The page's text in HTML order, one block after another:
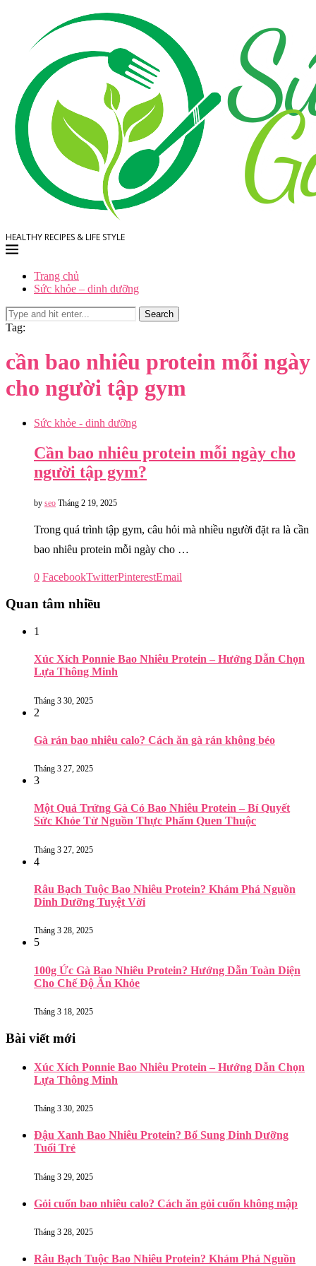
HEALTHY RECIPES & LIFE STYLE
Trang chủ
Sức khỏe – dinh dưỡng
Search
Tag:
cần bao nhiêu protein mỗi ngày
cho người tập gym
Sức khỏe - dinh dưỡng
Cần bao nhiêu protein mỗi ngày cho
người tập gym?
by seo Tháng 2 19, 2025
Trong quá trình tập gym, câu hỏi mà nhiều người đặt ra là cần
bao nhiêu protein mỗi ngày cho …
0 FacebookTwitterPinterestEmail
Quan tâm nhiều
1
Xúc Xích Ponnie Bao Nhiêu Protein – Hướng Dẫn Chọn
Lựa Thông Minh
Tháng 3 30, 2025
2
Gà rán bao nhiêu calo? Cách ăn gà rán không béo
Tháng 3 27, 2025
3
Một Quả Trứng Gà Có Bao Nhiêu Protein – Bí Quyết
Sức Khỏe Từ Nguồn Thực Phẩm Quen Thuộc
Tháng 3 27, 2025
4
Râu Bạch Tuộc Bao Nhiêu Protein? Khám Phá Nguồn
Dinh Dưỡng Tuyệt Vời
Tháng 3 28, 2025
5
100g Ức Gà Bao Nhiêu Protein? Hướng Dẫn Toàn Diện
Cho Chế Độ Ăn Khỏe
Tháng 3 18, 2025
Bài viết mới
Xúc Xích Ponnie Bao Nhiêu Protein – Hướng Dẫn Chọn
Lựa Thông Minh
Tháng 3 30, 2025
Đậu Xanh Bao Nhiêu Protein? Bổ Sung Dinh Dưỡng
Tuổi Trẻ
Tháng 3 29, 2025
Gỏi cuốn bao nhiêu calo? Cách ăn gỏi cuốn không mập
Tháng 3 28, 2025
Râu Bạch Tuộc Bao Nhiêu Protein? Khám Phá Nguồn